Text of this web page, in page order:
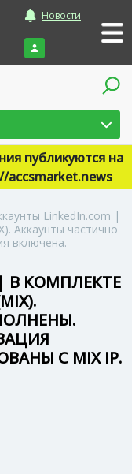
Новости
Войти
публикуются на
accsmarket.news
LinkedIn.com |
Аккаунты частично
включена.
| В КОМПЛЕКТЕ
С MIX IP.